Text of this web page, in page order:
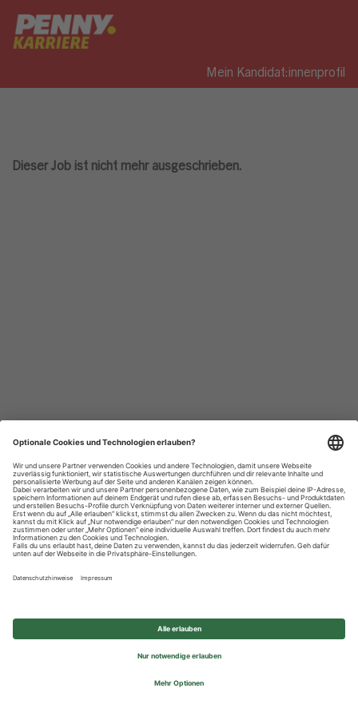
Mein Kandidat:innenprofil
Dieser Job ist nicht mehr ausgeschrieben.
Datenschutzhinweise
Impressum
Privatsphäre-Einstellungen
© 2026 REWE Group - All rights reserved